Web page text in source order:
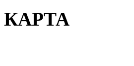
КАРТА